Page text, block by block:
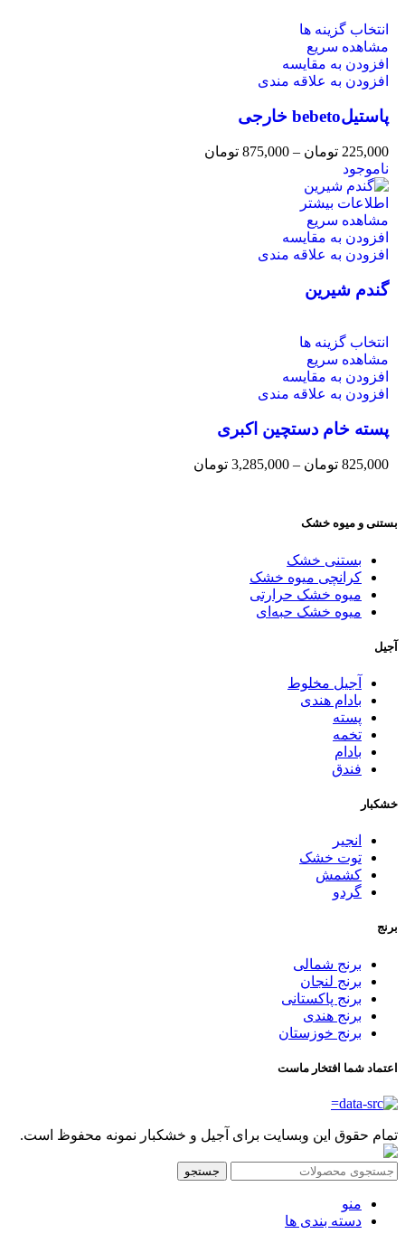
انتخاب گزینه ها
مشاهده سریع
افزودن به مقایسه
افزودن به علاقه مندی
پاستیلbebeto خارجی
225,000 تومان –
875,000 تومان
ناموجود
اطلاعات بیشتر
مشاهده سریع
افزودن به مقایسه
افزودن به علاقه مندی
گندم شیرین
انتخاب گزینه ها
مشاهده سریع
افزودن به مقایسه
افزودن به علاقه مندی
پسته خام دستچین اکبری
825,000 تومان –
3,285,000 تومان
بستنی و میوه خشک
بستنی خشک
کرانچی میوه خشک
میوه خشک حرارتی
میوه خشک حبه‌ای
آجیل
آجیل مخلوط
بادام هندی
پسته
تخمه
بادام
فندق
خشکبار
انجیر
توت خشک
کشمش
گردو
برنج
برنج شمالی
برنج لنجان
برنج پاکستانی
برنج هندی
برنج خوزستان
اعتماد شما افتخار ماست
تمام حقوق این وبسایت برای آجیل و خشکبار نمونه محفوظ است.
جستجو
منو
دسته بندی ها